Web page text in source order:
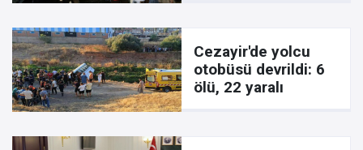
Cezayir'de yolcu
otobüsü devrildi: 6
ölü, 22 yaralı